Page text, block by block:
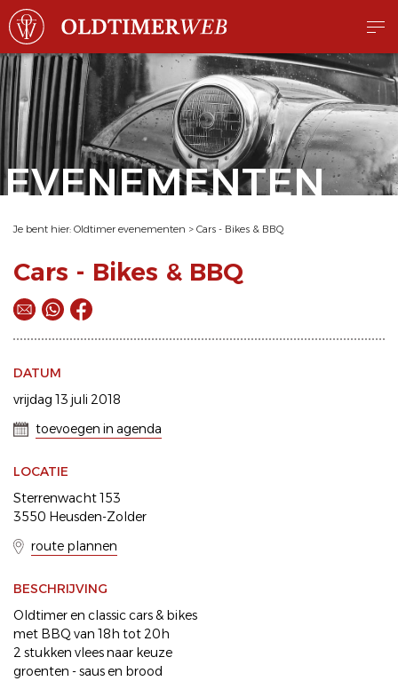
EVENEMENTEN
Je bent hier: Oldtimer evenementen > Cars - Bikes & BBQ
Cars - Bikes & BBQ
DATUM
vrijdag 13 juli 2018
toevoegen in agenda
LOCATIE
Sterrenwacht 153
3550 Heusden-Zolder
route plannen
BESCHRIJVING
Oldtimer en classic cars & bikes
met BBQ van 18h tot 20h
2 stukken vlees naar keuze
groenten - saus en brood